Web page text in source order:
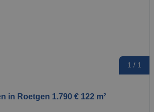
1 / 1
in Roetgen 1.790 € 122 m²